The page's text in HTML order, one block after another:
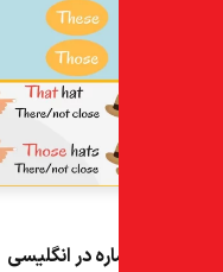
در انگلیسی